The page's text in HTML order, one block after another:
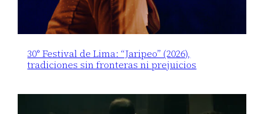
30° Festival de Lima: “Jaripeo” (2026),
tradiciones sin fronteras ni prejuicios